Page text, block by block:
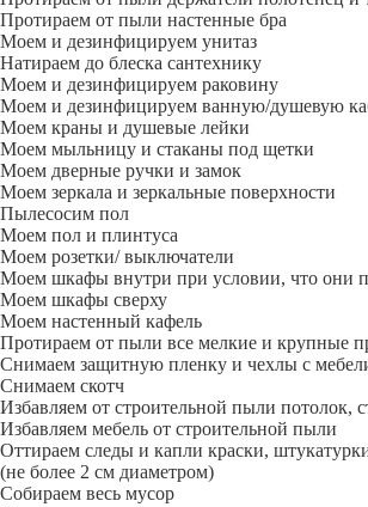
Протираем от пыли настенные бра
Моем и дезинфицируем унитаз
Натираем до блеска сантехнику
Моем и дезинфицируем раковину
Моем и дезинфицируем ванную/душевую
Моем краны и душевые лейки
Моем мыльницу и стаканы под щетки
Моем дверные ручки и замок
Моем зеркала и зеркальные поверхности
Пылесосим пол
Моем пол и плинтуса
Моем розетки/ выключатели
Моем шкафы внутри при условии, что они
Моем шкафы сверху
Моем настенный кафель
Протираем от пыли все мелкие и крупные
Снимаем защитную пленку и чехлы с
Снимаем скотч
Избавляем от строительной пыли потолок,
Избавляем мебель от строительной пыли
Оттираем следы и капли краски,
(не более 2 см диаметром)
Собираем весь мусор